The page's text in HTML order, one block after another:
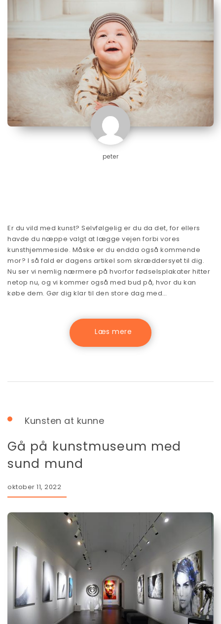
peter
Er du vild med kunst? Selvfølgelig er du da det, for ellers
havde du næppe valgt at lægge vejen forbi vores
kunsthjemmeside. Måske er du endda også kommende
mor? I så fald er dagens artikel som skræddersyet til dig.
Nu ser vi nemlig nærmere på hvorfor fødselsplakater hitter
netop nu, og vi kommer også med bud på, hvor du kan
købe dem. Gør dig klar til den store dag med…
Kunsten at kunne
Gå på kunstmuseum med
sund mund
oktober 11, 2022